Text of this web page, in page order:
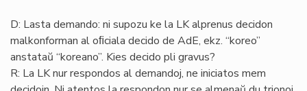
D: Lasta demando: ni supozu ke la LK alprenus decidon
malkonforman al oﬁciala decido de AdE, ekz. “koreo”
anstataŭ “koreano”. Kies decido pli gravus?
R: La LK nur respondos al demandoj, ne iniciatos mem